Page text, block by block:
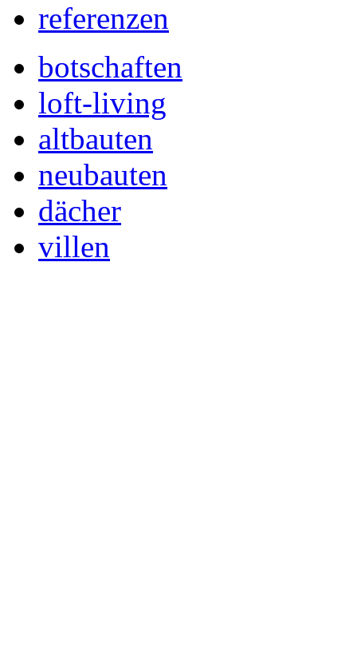
referenzen
botschaften
loft-living
altbauten
neubauten
dächer
villen